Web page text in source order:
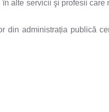
alte servicii şi profesii care
din administrația publică